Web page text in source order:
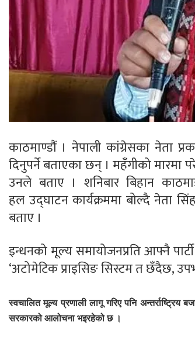
काठमाण्डौं । नेपाली कांग्रेसका नेता
दिनुपर्ने बताएका छन् । महँगीको मारमा
उनले बताए । शनिबार बिहान
हल उद्घाटनकार्यक्रममा बोल्दै नेता
बताए ।
इन्धनको मूल्य समायोजनप्रति आफ्नै
‘अटोमेटिकप्राइसिङसिस्टम त छँदैछ,
स्वचालित मूल्य प्रणाली लागू गरिए पनि
सरकारको आलोचना भइरहेको छ ।